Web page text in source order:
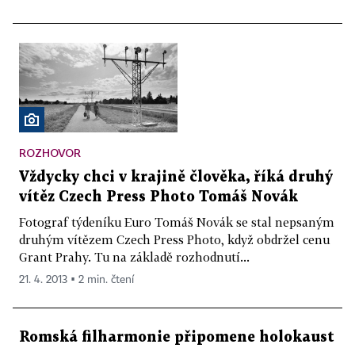
ROZHOVOR
Vždycky chci v krajině člověka, říká druhý
vítěz Czech Press Photo Tomáš Novák
Fotograf týdeníku Euro Tomáš Novák se stal nepsaným
druhým vítězem Czech Press Photo, když obdržel cenu
Grant Prahy. Tu na základě rozhodnutí...
21. 4. 2013 ▪ 2 min. čtení
Romská filharmonie připomene holokaust